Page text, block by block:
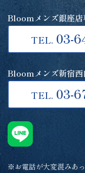
Bloomメンズ銀座店
TEL. 03-
Bloomメンズ新宿西
TEL. 03-
※お電話が大変混みあ